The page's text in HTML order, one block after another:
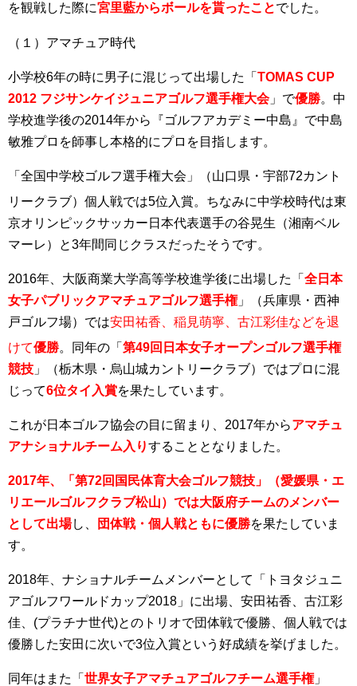
を観戦した際に宮里藍からボールを貰ったことでした。
（１）アマチュア時代
小学校6年の時に男子に混じって出場した「 TOMAS CUP
2012 フジサンケイジュニアゴルフ選手権大会」で優勝。中
学校進学後の2014年から『ゴルフアカデミー中島』で中島
敏雅プロを師事し本格的にプロを目指します。
「全国中学校ゴルフ選手権大会」（山口県・宇部72カント
リークラブ）個人戦では5位入賞。ちなみに中学校時代は東
京オリンピックサッカー日本代表選手の谷晃生（湘南ベル
マーレ）と3年間同じクラスだったそうです。
2016年、大阪商業大学高等学校進学後に出場した「 全日本
女子パブリックアマチュアゴルフ選手権」（兵庫県・西神
戸ゴルフ場）では安田祐香、稲見萌寧、古江彩佳などを退
けて優勝。同年の「 第49回日本女子オープンゴルフ選手権
競技 」（栃木県・烏山城カントリークラブ）ではプロに混
じって6位タイ入賞を果たしています。
これが日本ゴルフ協会の目に留まり、2017年からアマチュ
アナショナルチーム入りすることとなりました。
2017年、「第72回国民体育大会ゴルフ競技」（愛媛県・エ
リエールゴルフクラブ松山）では大阪府チームのメンバー
として出場し、 団体戦・個人戦ともに優勝を果たしていま
す。
2018年、ナショナルチームメンバーとして「トヨタジュニ
アゴルフワールドカップ2018」に出場、安田祐香、古江彩
佳、(プラチナ世代)とのトリオで団体戦で優勝、個人戦では
優勝した安田に次いで3位入賞という好成績を挙げました。
同年はまた「 世界女子アマチュアゴルフチーム選手権」